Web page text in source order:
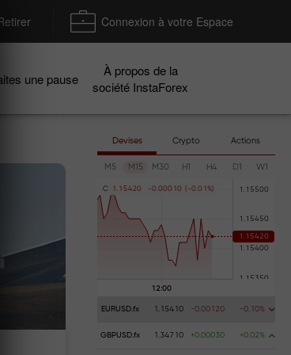
Connexion à votre Espace
une pause
À propos de la
société InstaForex
Devises Crypto Actions
M5 M15 M30 H1 H4 D1 W1
C 1 . 1 5420 -0 .000 1 0 ( -0 .0 1 %
EURUSD.fx 1.15410 -0.00120 -0.10%
GBPUSD.fx 1.34710 +0.00030 +0.02%